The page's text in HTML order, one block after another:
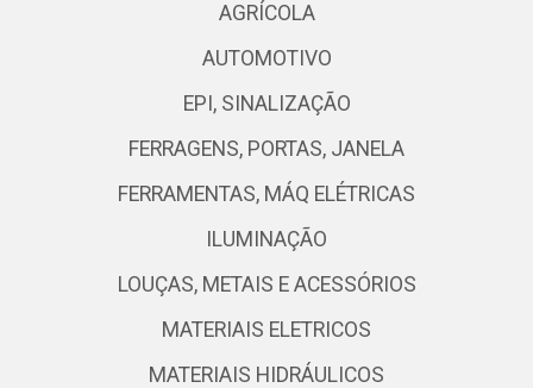
AGRÍCOLA
AUTOMOTIVO
EPI, SINALIZAÇÃO
FERRAGENS, PORTAS, JANELA
FERRAMENTAS, MÁQ ELÉTRICAS
ILUMINAÇÃO
LOUÇAS, METAIS E ACESSÓRIOS
MATERIAIS ELETRICOS
MATERIAIS HIDRÁULICOS